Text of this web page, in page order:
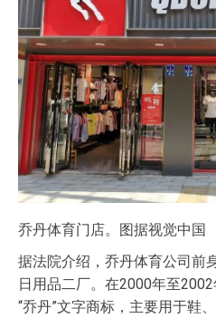
乔丹体育门店。图据视觉中国
据法院介绍，乔丹体育公司前
日用品二厂。在2000年至
“乔丹”文字商标，主要用于鞋